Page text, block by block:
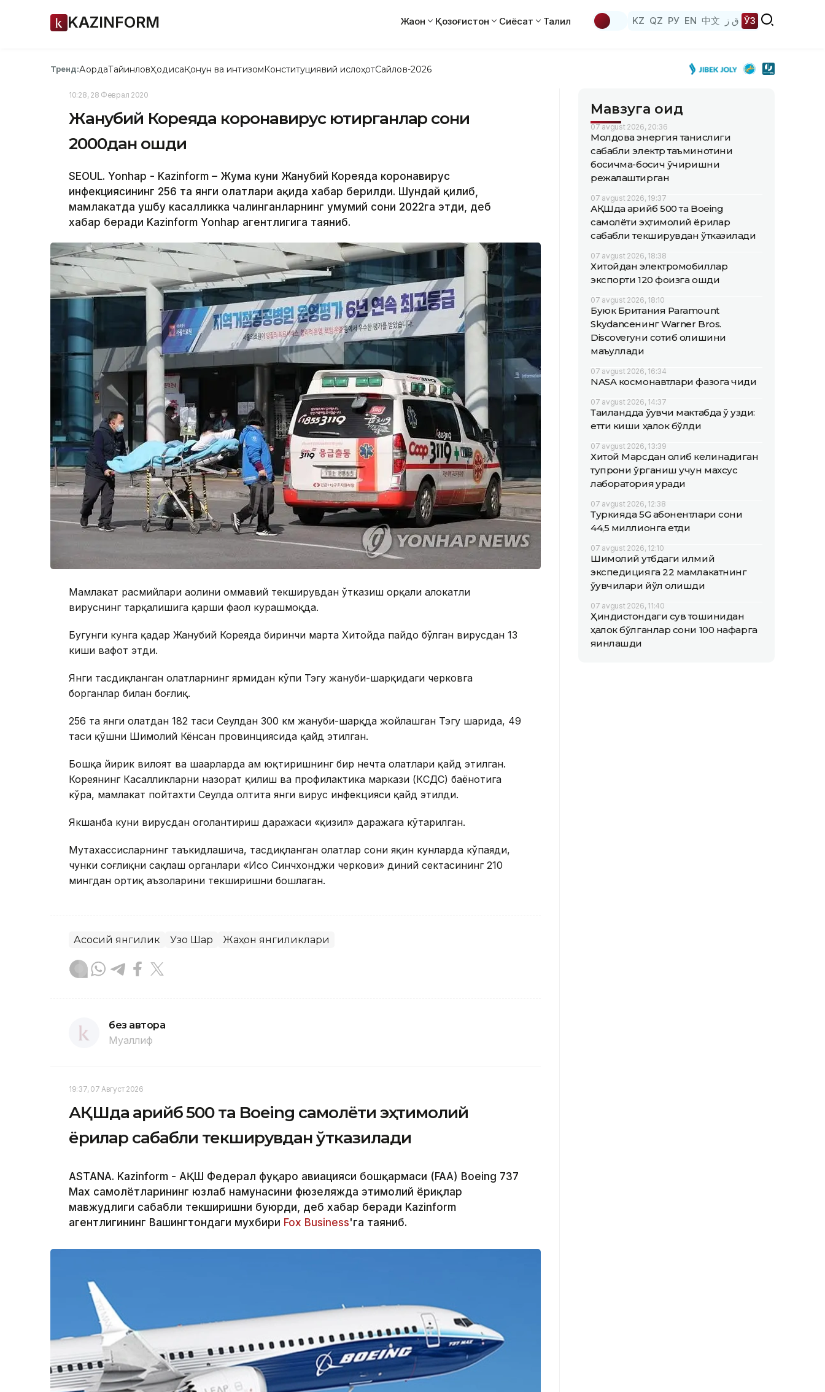
KAZINFORM Жаҳон Қозоғистон Сиёсат Таҳлил KZ QZ РУ EN 中文 ق ز ЎЗ
Тренд:АқордаТайинловҲодисаҚонун ва интизомКонституциявий ислоҳотСайлов-2026
10:28, 28 Феврал 2020
Жанубий Кореяда коронавирус юқтирганлар сони
2000дан ошди
SEOUL. Yonhap - Kazinform – Жума куни Жанубий Кореяда коронавирус
инфекциясининг 256 та янги ҳолатлари ҳақида хабар берилди. Шундай қилиб,
мамлакатда ушбу касалликка чалинганларнинг умумий сони 2022га этди, деб
хабар беради Kazinform Yonhap агентлигига таяниб.
Мамлакат расмийлари аҳолини оммавий текширувдан ўтказиш орқали ҳалокатли
вируснинг тарқалишига қарши фаол курашмоқда.
Бугунги кунга қадар Жанубий Кореяда биринчи марта Хитойда пайдо бўлган вирусдан 13
киши вафот этди.
Янги тасдиқланган ҳолатларнинг ярмидан кўпи Тэгу жануби-шарқидаги черковга
борганлар билан боғлиқ.
256 та янги ҳолатдан 182 таси Сеулдан 300 км жануби-шарқда жойлашган Тэгу шаҳрида, 49
таси қўшни Шимолий Кёнсан провинциясида қайд этилган.
Бошқа йирик вилоят ва шаҳарларда ҳам юқтиришнинг бир нечта ҳолатлари қайд этилган.
Кореянинг Касалликларни назорат қилиш ва профилактика маркази (КCДC) баёнотига
кўра, мамлакат пойтахти Сеулда олтита янги вирус инфекцияси қайд этилди.
Якшанба куни вирусдан огоҳлантириш даражаси «қизил» даражага кўтарилган.
Мутахассисларнинг таъкидлашича, тасдиқланган ҳолатлар сони яқин кунларда кўпаяди,
чунки соғлиқни сақлаш органлари «Исо Синчхонджи черкови» диний сектасининг 210
мингдан ортиқ аъзоларини текширишни бошлаган.
Асосий янгилик Узоқ Шарқ Жаҳон янгиликлари
без автора
Муаллиф
19:37, 07 Август 2026
АҚШда қарийб 500 та Boeing самолёти эҳтимолий
ёриқлар сабабли текширувдан ўтказилади
ASTANA. Kazinform - АҚШ Федерал фуқаро авиацияси бошқармаси (FAA) Boeing 737
Max самолётларининг юзлаб намунасини фюзеляжда эҳтимолий ёриқлар
мавжудлиги сабабли текширишни буюрди, деб хабар беради Kazinform
агентлигининг Вашингтондаги мухбири Fox Business'га таяниб.
Мавзуга оид
07 avgust 2026, 20:36
Молдова энергия танқислиги
сабабли электр таъминотини
босқичма-босқич ўчиришни
режалаштирган
07 avgust 2026, 19:37
АҚШда қарийб 500 та Boeing
самолёти эҳтимолий ёриқлар
сабабли текширувдан ўтказилади
07 avgust 2026, 18:38
Хитойдан электромобиллар
экспорти 120 фоизга ошди
07 avgust 2026, 18:10
Буюк Британия Paramount
Skydanceнинг Warner Bros.
Discoveryни сотиб олишини
маъқуллади
07 avgust 2026, 16:34
NASA космонавтлари фазога чиқди
07 avgust 2026, 14:37
Таиландда ўқувчи мактабда ўқ узди:
етти киши ҳалок бўлди
07 avgust 2026, 13:39
Хитой Марсдан олиб келинадиган
тупроқни ўрганиш учун махсус
лаборатория қуради
07 avgust 2026, 12:38
Туркияда 5G абонентлари сони
44,5 миллионга етди
07 avgust 2026, 12:10
Шимолий қутбдаги илмий
экспедицияга 22 мамлакатнинг
ўқувчилари йўл олишди
07 avgust 2026, 11:40
Ҳиндистондаги сув тошқинидан
ҳалок бўлганлар сони 100 нафарга
яқинлашди